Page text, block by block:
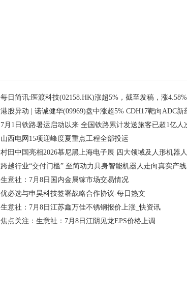
山西电网15项迎峰度夏重点工程全部投运
跨越行业“交付门槛” 至简动力具身智能机器人走向真实产线
生意社：7月8日国内金属镓市场交易情况
优必选与申昊科技签署战略合作协议-每日热文
生意社：7月8日江苏鑫万佳不锈钢报价上涨_快资讯
焦点关注：生意社：7月8日江阴见龙EPS价格上调